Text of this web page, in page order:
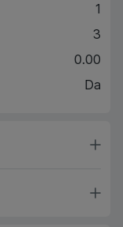
1
3
0.00
Da